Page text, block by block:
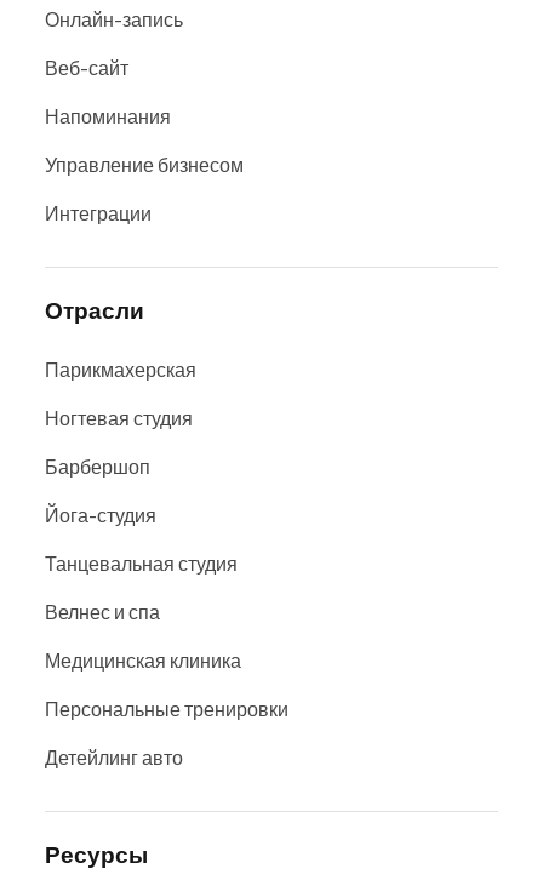
Онлайн-запись
Веб-сайт
Напоминания
Управление бизнесом
Интеграции
Отрасли
Парикмахерская
Ногтевая студия
Барбершоп
Йога-студия
Танцевальная студия
Велнес и спа
Медицинская клиника
Персональные тренировки
Детейлинг авто
Ресурсы